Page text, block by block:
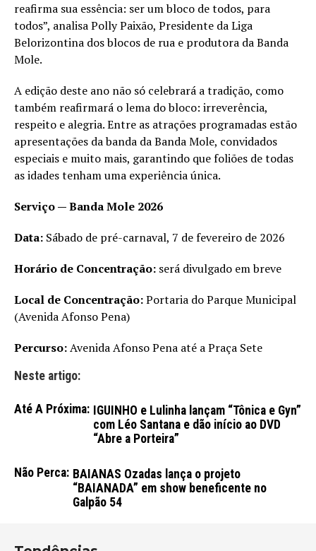
reafirma sua essência: ser um bloco de todos, para
todos”, analisa Polly Paixão, Presidente da Liga
Belorizontina dos blocos de rua e produtora da Banda
Mole.
A edição deste ano não só celebrará a tradição, como
também reafirmará o lema do bloco: irreverência,
respeito e alegria. Entre as atrações programadas estão
apresentações da banda da Banda Mole, convidados
especiais e muito mais, garantindo que foliões de todas
as idades tenham uma experiência única.
Serviço — Banda Mole 2026
Data: Sábado de pré-carnaval, 7 de fevereiro de 2026
Horário de Concentração: será divulgado em breve
Local de Concentração:Portaria do Parque Municipal
(Avenida Afonso Pena)
Percurso:Avenida Afonso Pena até a Praça Sete
Neste artigo:
Até A Próxima: IGUINHO e Lulinha lançam “Tônica e Gyn”
com Léo Santana e dão início ao DVD
“Abre a Porteira”
Não Perca: BAIANAS Ozadas lança o projeto
“BAIANADA” em show beneficente no
Galpão 54